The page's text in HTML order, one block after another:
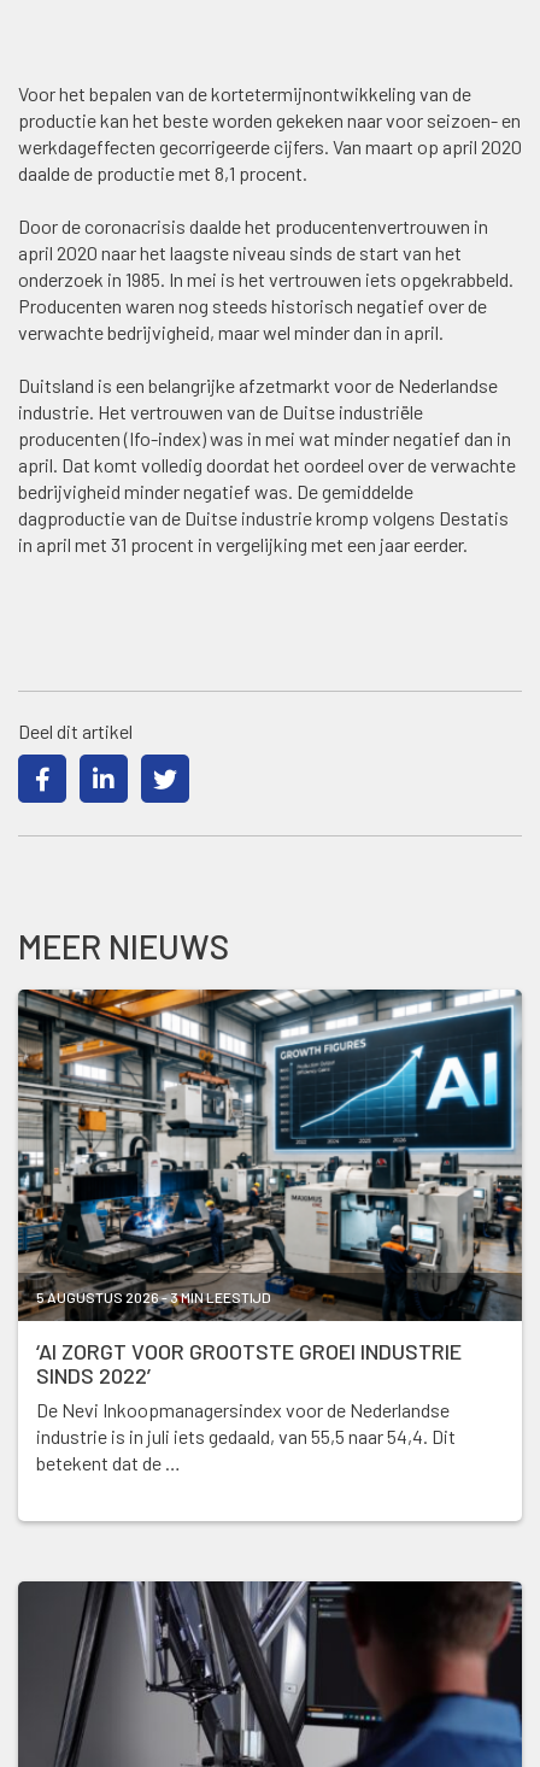
Voor het bepalen van de kortetermijnontwikkeling van de
productie kan het beste worden gekeken naar voor seizoen- en
werkdageffecten gecorrigeerde cijfers. Van maart op april 2020
daalde de productie met 8,1 procent.
Door de coronacrisis daalde het producentenvertrouwen in
april 2020 naar het laagste niveau sinds de start van het
onderzoek in 1985. In mei is het vertrouwen iets opgekrabbeld.
Producenten waren nog steeds historisch negatief over de
verwachte bedrijvigheid, maar wel minder dan in april.
Duitsland is een belangrijke afzetmarkt voor de Nederlandse
industrie. Het vertrouwen van de Duitse industriële
producenten (Ifo-index) was in mei wat minder negatief dan in
april. Dat komt volledig doordat het oordeel over de verwachte
bedrijvigheid minder negatief was. De gemiddelde
dagproductie van de Duitse industrie kromp volgens Destatis
in april met 31 procent in vergelijking met een jaar eerder.
Deel dit artikel
MEER NIEUWS
5 AUGUSTUS 2026 - 3 MIN LEESTIJD
‘AI ZORGT VOOR GROOTSTE GROEI INDUSTRIE
SINDS 2022’
De Nevi Inkoopmanagersindex voor de Nederlandse
industrie is in juli iets gedaald, van 55,5 naar 54,4. Dit
betekent dat de …